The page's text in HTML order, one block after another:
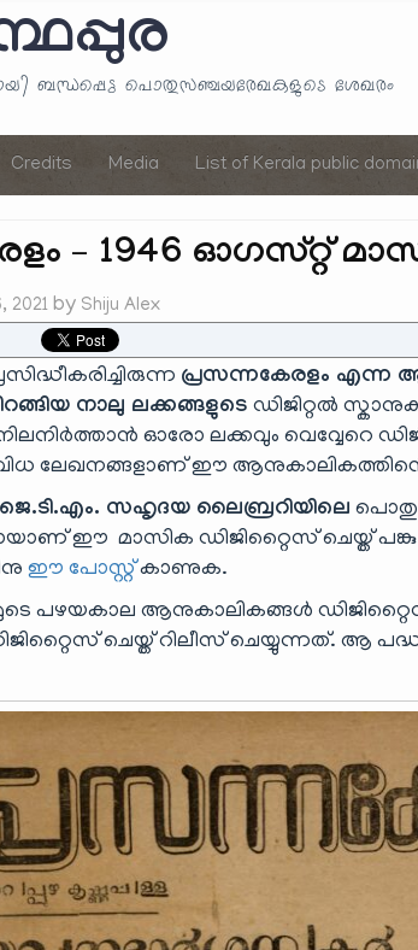
ബന്ധപ്പെട്ട പൊതുസഞ്ചയരേഖകളുടെ ശേഖരം
Credits Media List of Kerala public
– 1946 ഓഗസ്റ്റ്
2021 by Shiju Alex
പ്രസന്നകേരളം എന്ന
നാലു ലക്കങ്ങളുടെഡിജിറ്റൽ
ഓരോ ലക്കവും വെവ്വേറെ
ലേഖനങ്ങളാണ് ഈ ആനുകാലികത്തിൻ്റെ
സഹൃദയ ലൈബ്രറിയിലെ
ഈ മാസിക ഡിജിറ്റൈസ് ചെയ്ത് പങ്കു
ഈ പോസ്റ്റ്കാണുക.
പഴയകാല ആനുകാലികങ്ങൾ
ചെയ്ത് റിലീസ് ചെയ്യുന്നത്. ആ